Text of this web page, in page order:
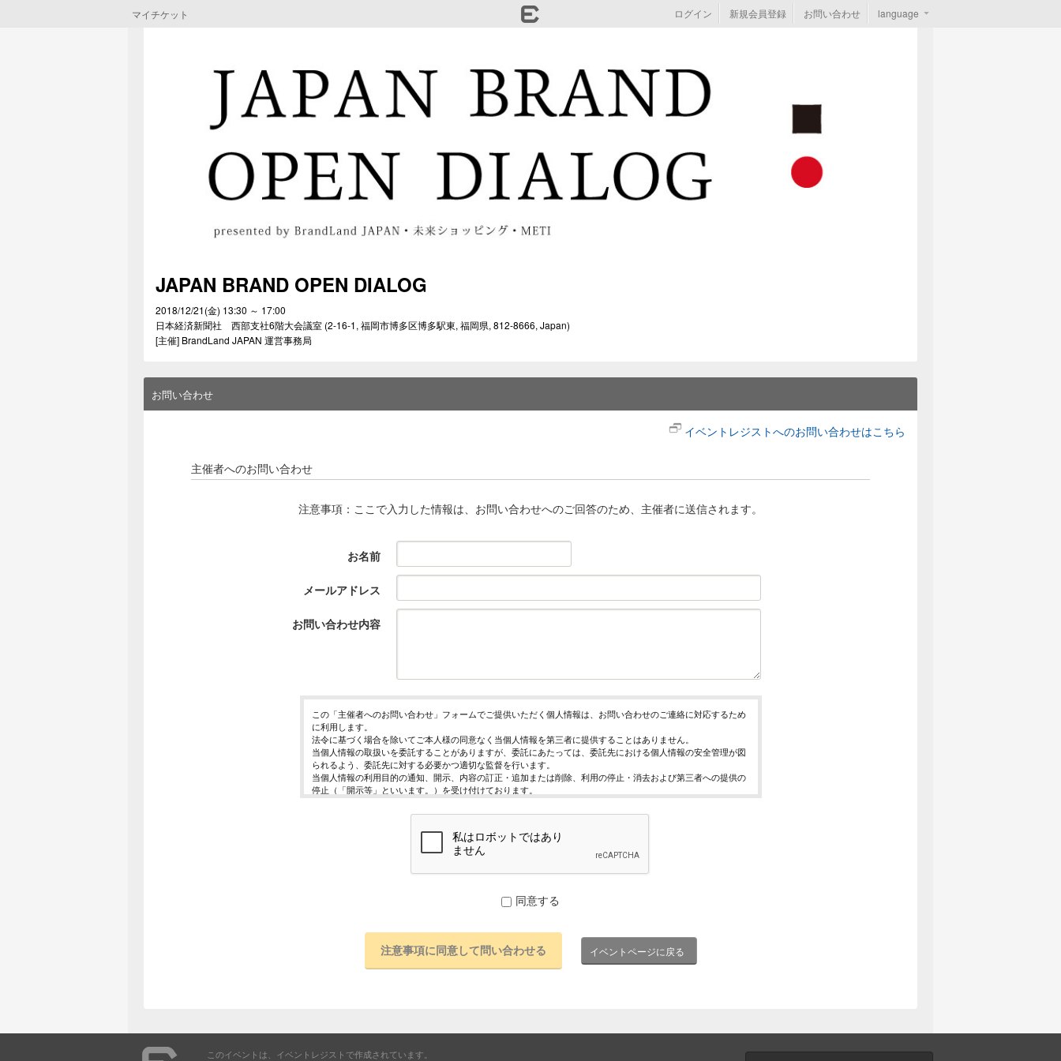
マイチケット ログイン 新規会員登録 お問い合わせ language
JAPAN BRAND OPEN DIALOG
2018/12/21(金) 13:30 ～ 17:00
日本経済新聞社 西部支社6階大会議室 (2-16-1, 福岡市博多区博多駅東, 福岡県, 812-8666, Japan)
[主催] BrandLand JAPAN 運営事務局
お問い合わせ
イベントレジストへのお問い合わせはこちら
主催者へのお問い合わせ
注意事項：ここで入力した情報は、お問い合わせへのご回答のため、主催者に送信されます。
お名前
メールアドレス
お問い合わせ内容
この「主催者へのお問い合わせ」フォームでご提供いただく個人情報は、お問い合わせのご連絡に対応するため
に利用します。
法令に基づく場合を除いてご本人様の同意なく当個人情報を第三者に提供することはありません。
当個人情報の取扱いを委託することがありますが、委託にあたっては、委託先における個人情報の安全管理が図
られるよう、委託先に対する必要かつ適切な監督を行います。
当個人情報の利用目的の通知、開示、内容の訂正・追加または削除、利用の停止・消去および第三者への提供の
停止（「開示等」といいます。）を受け付けております。
ご入力頂く情報の提供は任意となっております。ただし、正確な情報をご提供いただけない場合には、お問合せ
当ホームページではご利用状況の統計調査のためクッキー等を用いておりますが、これによる個人情報の取得、
東京都渋谷区千駄ヶ谷1－21－6 E-Mail：contact@eventregist.com
E-Mail ： contact@eventregist.com
受付時間 ： 10:00～18:00
同意する
イベントページに戻る
このイベントは、イベントレジストで作成されています。